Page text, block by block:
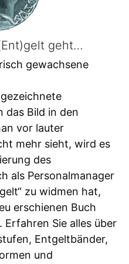
geht…
gewachsene
das Bild in den
vor lauter
mehr sieht, wird es
des
als Personalmanager
zu widmen hat,
erschienen Buch
Sie alles über
Entgeltbänder,
und